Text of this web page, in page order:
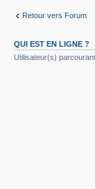
Retour vers Forum
QUI EST EN LIGNE ?
Utilisateur(s)